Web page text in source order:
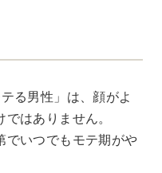
る男性」は、顔がよ
はありません。
でいつでもモテ期がや